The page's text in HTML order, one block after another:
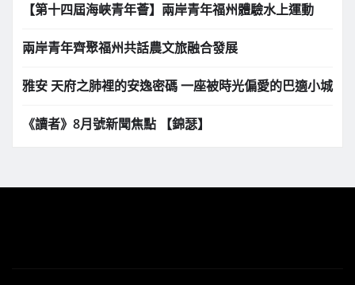
【第十四屆海峽青年薈】兩岸青年福州體驗水上運動
兩岸青年齊聚福州共話農文旅融合發展
雅安 天府之肺裡的安逸密碼 一座被時光偏愛的巴適小城
《讀者》8月號新聞焦點 【錦瑟】